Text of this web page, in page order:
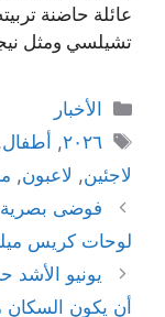
عائلة حاضنة
تشيلسي ومثل نيجيريا
التصنيفات
الأخبار
الوسوم
٢٠٢٦, أطفال
لاجئين, لاعبون,
فوضى بصرية
لوحات كريس
يونيو الأشد
أن يكون